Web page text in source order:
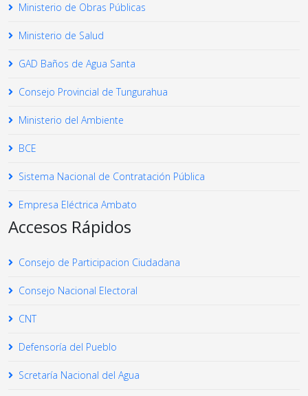
Ministerio de Obras Públicas
Ministerio de Salud
GAD Baños de Agua Santa
Consejo Provincial de Tungurahua
Ministerio del Ambiente
BCE
Sistema Nacional de Contratación Pública
Empresa Eléctrica Ambato
Accesos Rápidos
Consejo de Participacion Ciudadana
Consejo Nacional Electoral
CNT
Defensoría del Pueblo
Scretaría Nacional del Agua